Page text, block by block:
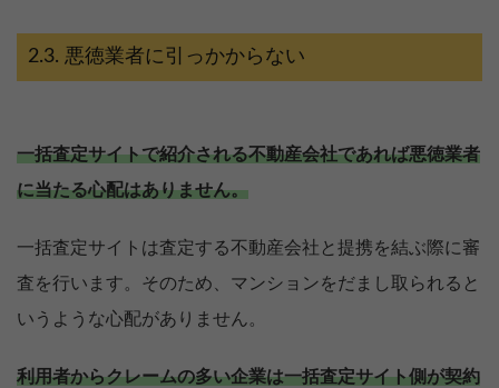
悪徳業者に引っかからない
一括査定サイトで紹介される不動産会社であれば悪徳業者
に当たる心配はありません。
一括査定サイトは査定する不動産会社と提携を結ぶ際に審
査を行います。そのため、マンションをだまし取られると
いうような心配がありません。
利用者からクレームの多い企業は一括査定サイト側が契約